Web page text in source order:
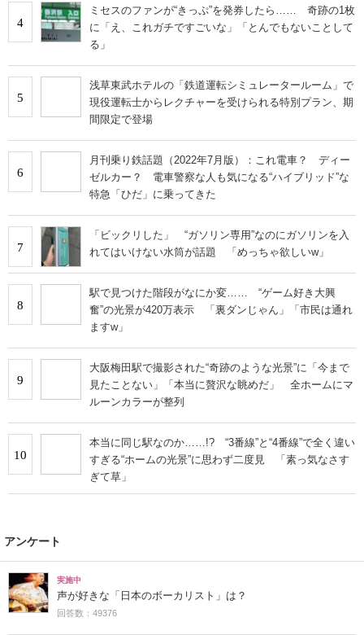
4
ミセスのファンが“きっぷ”を発券したら…… 奇跡の1枚
に「え、これガチですごいな」「とんでもないことして
る」
5
浅草東武ホテルの「鉄道運転シミュレータールーム」で
現役運転士からレクチャーを受けられる特別プラン、期
間限定で登場
6
月刊乗り鉄話題（2022年7月版）：これ電車？ ディー
ゼルカー？ 電車警察な人も気になる“ハイブリッド”な
特急「ひだ」に乗ってきた
7
「ビックリした」 “ガソリン専用”なのにガソリンを入
れてはいけない水筒が話題 「めっちゃ欲しいw」
8
駅で見つけた階段がなにか変…… “ゲーム好き大興
奮”の光景が420万表示 「裏ダンじゃん」「市民は通れ
ますw」
9
大阪梅田駅で撮影された“奇跡のような光景”に「今まで
見たことない」「本当に贅沢な眺めだ」 全ホームにマ
ルーンカラーが整列
10
本当に同じ駅なのか……!? “3番線”と“4番線”で全く違い
すぎる“ホームの光景”に思わず二度見 「素っ気なさす
ぎて草」
アンケート
実施中
声が好きな「日本のボーカリスト」は？
回答数：49376